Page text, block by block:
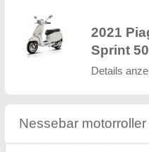
2021
Sprint 50
Details
Nessebar